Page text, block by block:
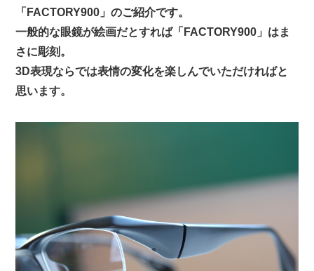
「FACTORY900」のご紹介です。
一般的な眼鏡が絵画だとすれば「FACTORY900」はま
さに彫刻。
3D表現ならでは表情の変化を楽しんでいただければと
思います。